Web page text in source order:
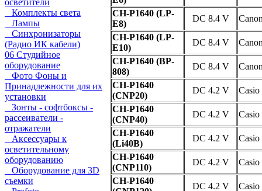
осветители
Комплекты света
Лампы
Синхронизаторы
(Радио ИК кабели)
06 Студийное
оборудование
Фото Фоны и
Принадлежности для их
установки
Зонты - софтбоксы -
рассеиватели -
отражатели
Аксессуары к
осветительному
оборудованию
Оборудование для 3D
съемки
CH-P1640 (LP-
E8)
DC 8.4 V
CH-P1640 (LP-
E10)
DC 8.4 V
CH-P1640 (BP-
808)
DC 8.4 V
CH-P1640
(CNP20)
DC 4.2 V
Casio
CH-P1640
(CNP40)
DC 4.2 V
Casio
CH-P1640
(Li40B)
DC 4.2 V
Casio
CH-P1640
(CNP110)
DC 4.2 V
Casio
CH-P1640
DC 4.2 V
Casio